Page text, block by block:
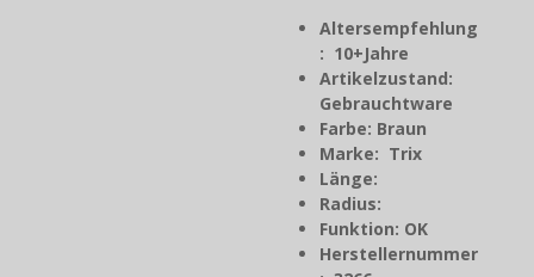
Altersempfehlung
: 10+Jahre
Artikelzustand:
Gebrauchtware
Farbe: Braun
Marke: Trix
Länge:
Radius:
Funktion: OK
Herstellernummer